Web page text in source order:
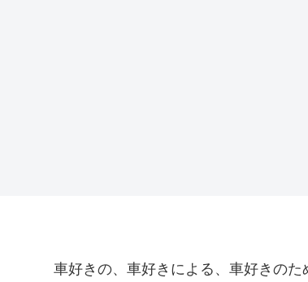
車好きの、車好きによる、車好きのた